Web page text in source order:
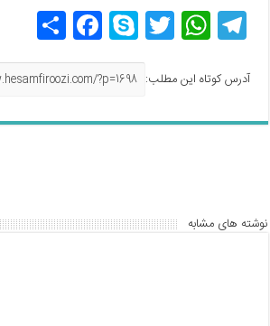
T
el
e
gr
a
W
h
at
s
A
T
w
itt
er
S
ky
p
e
F
a
c
e
b
k
ترا
ک
گذ
ار
آدرس کوتاه این مطلب:
نوشته های مشابه